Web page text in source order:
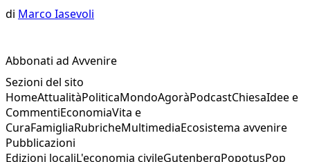
di Marco Iasevoli
Abbonati ad Avvenire
Sezioni del sito
HomeAttualitàPoliticaMondoAgoràPodcastChiesaIdee e
CommentiEconomiaVita e
CuraFamigliaRubricheMultimediaEcosistema avvenire
Pubblicazioni
Edizioni localiL'economia civileGutenbergPopotusPop